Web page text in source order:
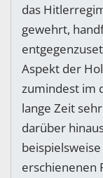
das
gewehrt,
Aspekt der
zumindest im
lange Zeit
darüber
erschienenen